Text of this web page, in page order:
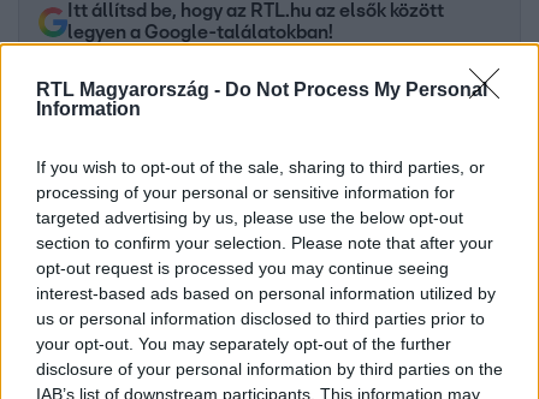
RTL Magyarország - Do Not Process My Personal
Information
If you wish to opt-out of the sale, sharing to third parties, or
processing of your personal or sensitive information for
targeted advertising by us, please use the below opt-out
section to confirm your selection. Please note that after your
opt-out request is processed you may continue seeing
interest-based ads based on personal information utilized by
us or personal information disclosed to third parties prior to
your opt-out. You may separately opt-out of the further
disclosure of your personal information by third parties on the
IAB’s list of downstream participants. This information may
Itt állítsd be, hogy az RTL.hu az elsők között
legyen a Google-találatokban!
Kövess minket, és értesülj a friss hírekről a
Facebookon is!